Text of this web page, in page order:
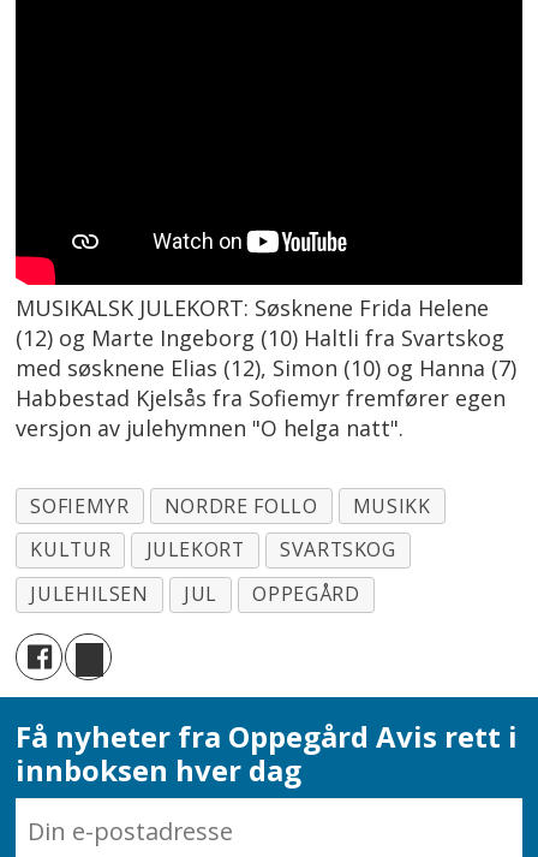
MUSIKALSK JULEKORT: Søsknene Frida Helene
(12) og Marte Ingeborg (10) Haltli fra Svartskog
med søsknene Elias (12), Simon (10) og Hanna (7)
Habbestad Kjelsås fra Sofiemyr fremfører egen
versjon av julehymnen "O helga natt".
SOFIEMYR NORDRE FOLLO
MUSIKK
KULTUR
JULEKORT
SVARTSKOG
JULEHILSEN
JUL OPPEGÅRD
Få nyheter fra Oppegård Avis rett i
innboksen hver dag